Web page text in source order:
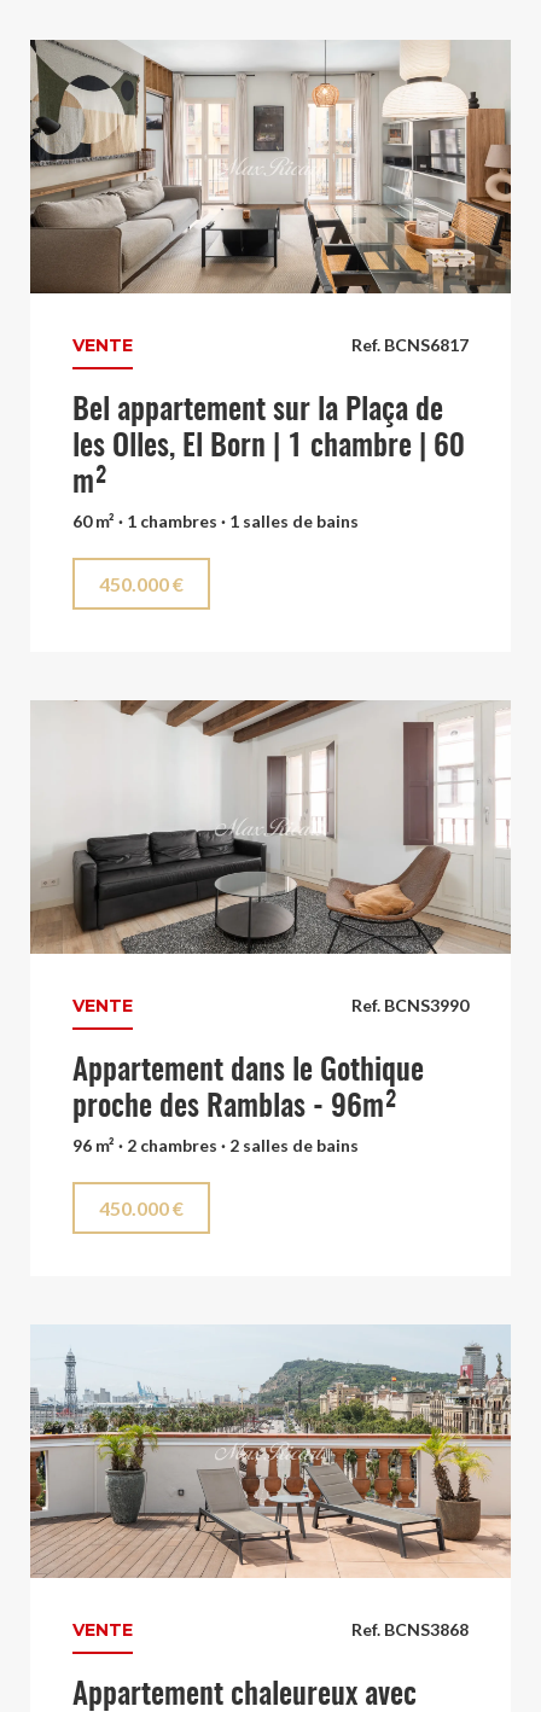
Ref. BCNS6817
VENTE
Bel appartement sur la Plaça de
les Olles, El Born | 1 chambre | 60
m²
60 m² · 1 chambres · 1 salles de bains
450.000 €
Ref. BCNS3990
VENTE
Appartement dans le Gothique
proche des Ramblas - 96m²
96 m² · 2 chambres · 2 salles de bains
450.000 €
Ref. BCNS3868
VENTE
Appartement chaleureux avec